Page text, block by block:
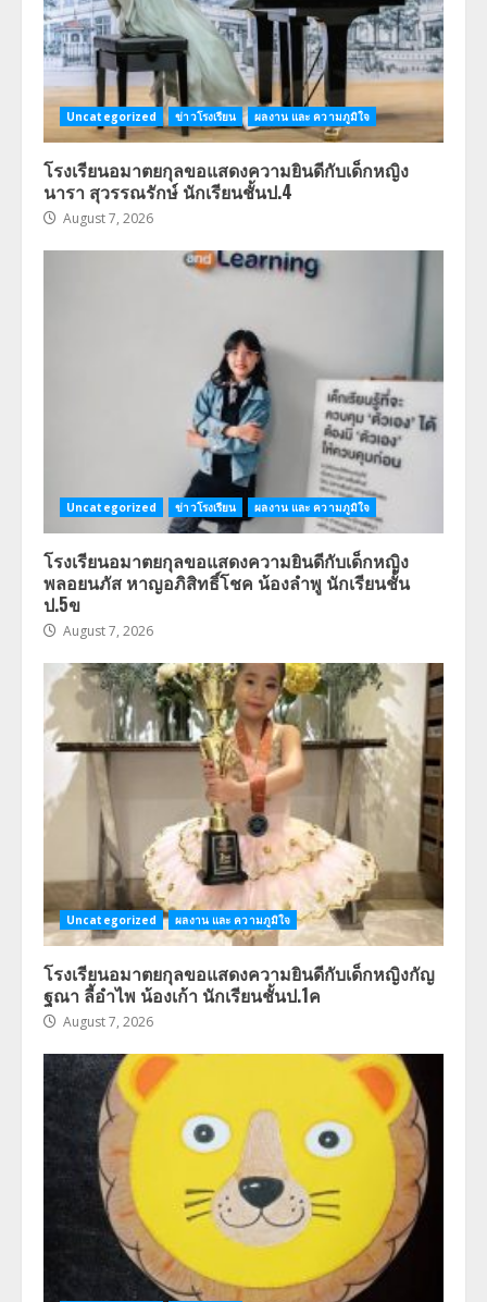
Uncategorized ข่าวโรงเรียน ผลงาน และ ความภูมิใจ
โรงเรียนอมาตยกุลขอแสดงความยินดีกับเด็กหญิง
นารา สุวรรณรักษ์ นักเรียนชั้นป.4
August 7, 2026
Uncategorized ข่าวโรงเรียน ผลงาน และ ความภูมิใจ
โรงเรียนอมาตยกุลขอแสดงความยินดีกับเด็กหญิง
พลอยนภัส หาญอภิสิทธิ์โชค น้องลำพู นักเรียนชั้น
ป.5ข
August 7, 2026
Uncategorized ผลงาน และ ความภูมิใจ
โรงเรียนอมาตยกุลขอแสดงความยินดีกับเด็กหญิงกัญ
ฐณา ลี้อำไพ น้องเก้า นักเรียนชั้นป.1ค
August 7, 2026